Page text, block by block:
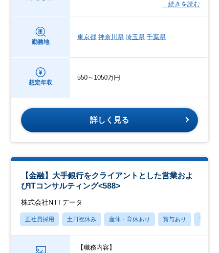
…続きを読む
勤務地
東京都 神奈川県 埼玉県 千葉県
想定年収
550～1050万円
詳しく見る
【金融】大手銀行をクライアントとした営業およ
びITコンサルティング<588>
株式会社NTTデータ
正社員採用 土日祝休み 産休・育休あり 賞与あり フレッ
【職務内容】